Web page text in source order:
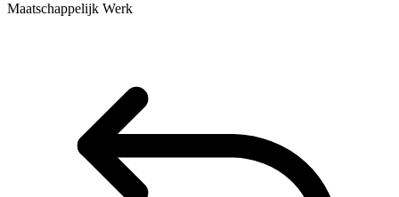
Maatschappelijk Werk